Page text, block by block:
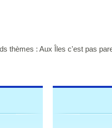
thèmes : Aux Îles c'est pas